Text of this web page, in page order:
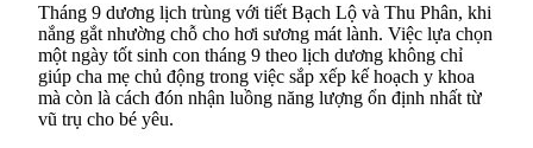
Tháng 9 dương lịch trùng với tiết Bạch Lộ và Thu Phân, khi
nắng gắt nhường chỗ cho hơi sương mát lành. Việc lựa chọn
một ngày tốt sinh con tháng 9 theo lịch dương không chỉ
giúp cha mẹ chủ động trong việc sắp xếp kế hoạch y khoa
mà còn là cách đón nhận luồng năng lượng ổn định nhất từ
vũ trụ cho bé yêu.